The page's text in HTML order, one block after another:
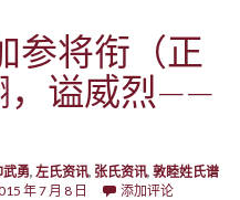
参将衔（正
，谥威烈——
勇, 左氏资讯, 张氏资讯, 敦睦姓氏谱
年 7 月 8 日 添加评论